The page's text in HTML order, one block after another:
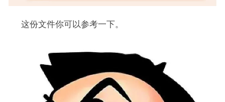
这份文件你可以参考一下。